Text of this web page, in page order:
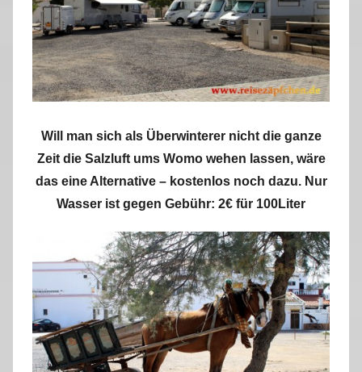
Will man sich als Überwinterer nicht die ganze
Zeit die Salzluft ums Womo wehen lassen, wäre
das eine Alternative – kostenlos noch dazu. Nur
Wasser ist gegen Gebühr: 2€ für 100Liter